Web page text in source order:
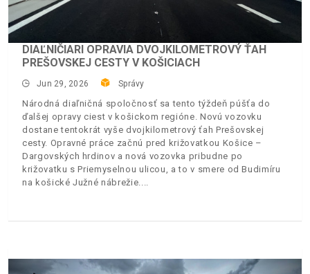
DIAĽNIČIARI OPRAVIA DVOJKILOMETROVÝ ŤAH
PREŠOVSKEJ CESTY V KOŠICIACH
Jun 29, 2026 Správy
Národná diaľničná spoločnosť sa tento týždeň púšťa do
ďalšej opravy ciest v košickom regióne. Novú vozovku
dostane tentokrát vyše dvojkilometrový ťah Prešovskej
cesty. Opravné práce začnú pred križovatkou Košice –
Dargovských hrdinov a nová vozovka pribudne po
križovatku s Priemyselnou ulicou, a to v smere od Budimíru
na košické Južné nábrežie.